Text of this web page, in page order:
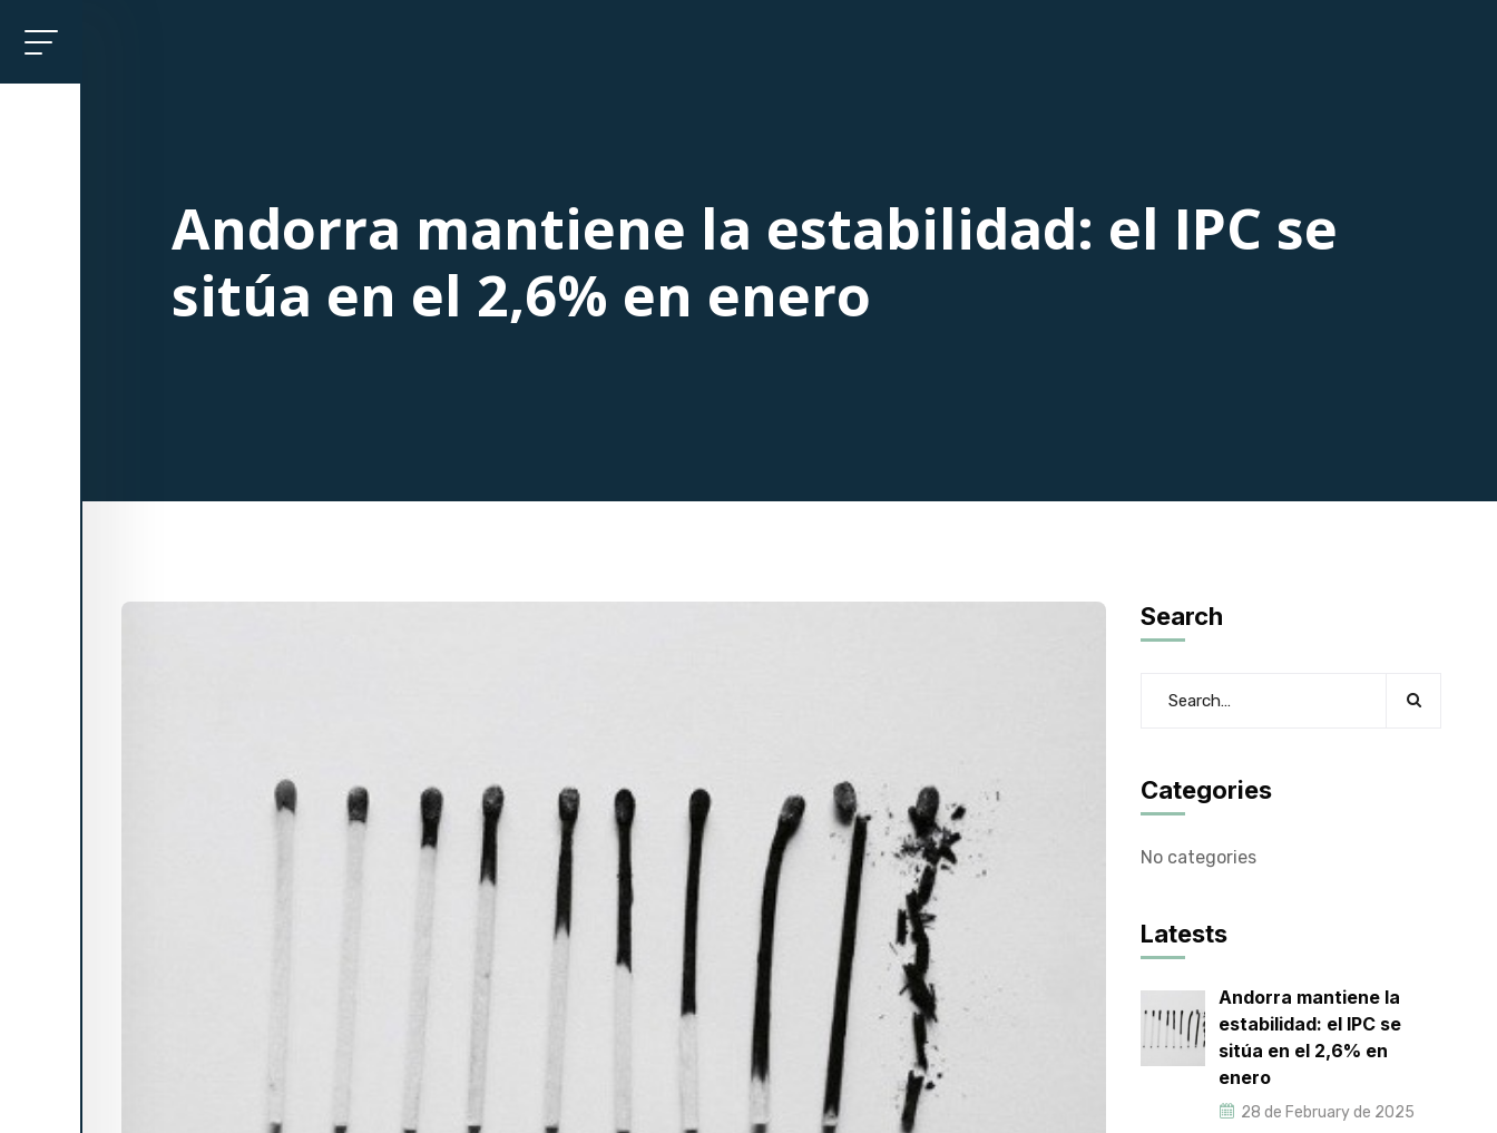
Andorra mantiene la estabilidad: el IPC se
sitúa en el 2,6% en enero
Search
Categories
No categories
Latests
Andorra mantiene la
estabilidad: el IPC se
sitúa en el 2,6% en
enero
28 de February de 2025